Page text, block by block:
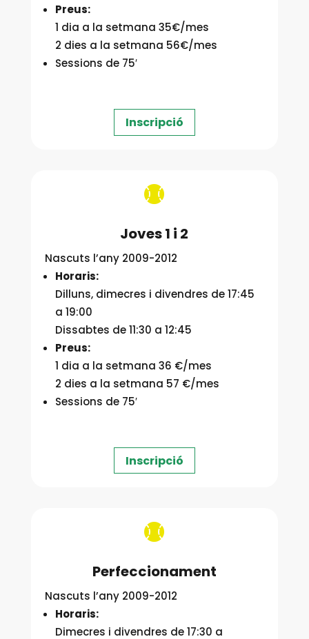
Preus:
1 dia a la setmana 35€/mes
2 dies a la setmana 56€/mes
Sessions de 75′
Inscripció

Joves 1 i 2
Nascuts l’any 2009-2012
Horaris:
Dilluns, dimecres i divendres de 17:45
a 19:00
Dissabtes de 11:30 a 12:45
Preus:
1 dia a la setmana 36 €/mes
2 dies a la setmana 57 €/mes
Sessions de 75′
Inscripció

Perfeccionament
Nascuts l’any 2009-2012
Horaris:
Dimecres i divendres de 17:30 a